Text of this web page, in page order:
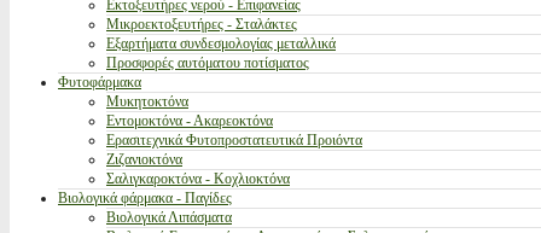
Εκτοξευτήρες νερού - Επιφανείας
Μικροεκτοξευτήρες - Σταλάκτες
Εξαρτήματα συνδεσμολογίας μεταλλικά
Προσφορές αυτόματου ποτίσματος
Φυτοφάρμακα
Μυκητοκτόνα
Εντομοκτόνα - Ακαρεοκτόνα
Ερασιτεχνικά Φυτοπροστατευτικά Προιόντα
Ζιζανιοκτόνα
Σαλιγκαροκτόνα - Κοχλιοκτόνα
Βιολογικά φάρμακα - Παγίδες
Βιολογικά Λιπάσματα